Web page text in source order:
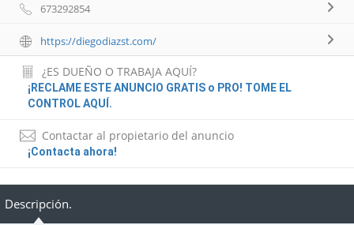
673292854
https://diegodiazst.com/
¿ES DUEÑO O TRABAJA AQUÍ?
¡RECLAME ESTE ANUNCIO GRATIS o PRO! TOME EL
CONTROL AQUÍ.
Contactar al propietario del anuncio
¡Contacta ahora!
Descripción.